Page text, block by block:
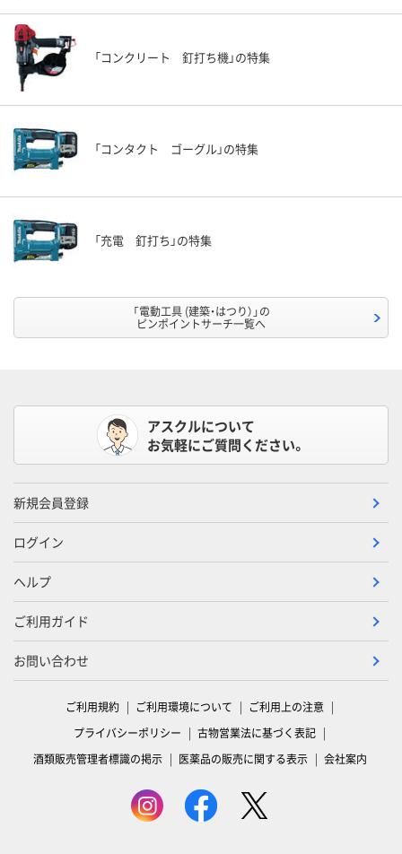
「コンクリート 釘打ち機」の特集
「コンタクト ゴーグル」の特集
「充電 釘打ち」の特集
「電動工具 (建築・はつり）」の
ピンポイントサーチ一覧へ
アスクルについて
お気軽にご質問ください。
新規会員登録
ログイン
ヘルプ
ご利用ガイド
お問い合わせ
ご利用規約 ご利用環境について
ご利用上の注意
プライバシーポリシー
古物営業法に基づく表記
酒類販売管理者標識の掲示
医薬品の販売に関する表示 会社案内